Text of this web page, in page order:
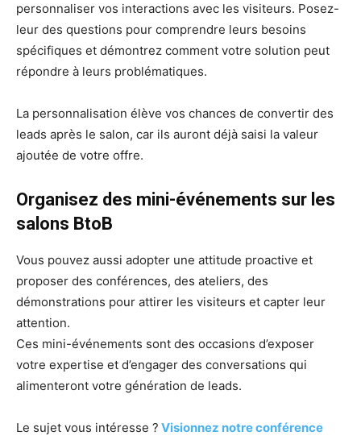
personnaliser vos interactions avec les visiteurs. Posez-
leur des questions pour comprendre leurs besoins
spécifiques et démontrez comment votre solution peut
répondre à leurs problématiques.
La personnalisation élève vos chances de convertir des
leads après le salon, car ils auront déjà saisi la valeur
ajoutée de votre offre.
Organisez des mini-événements sur les
salons BtoB
Vous pouvez aussi adopter une attitude proactive et
proposer des conférences, des ateliers, des
démonstrations pour attirer les visiteurs et capter leur
attention.
Ces mini-événements sont des occasions d’exposer
votre expertise et d’engager des conversations qui
alimenteront votre génération de leads.
Le sujet vous intéresse ? Visionnez notre conférence